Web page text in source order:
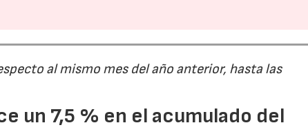
al mismo mes del año anterior, hasta las
un 7,5 % en el acumulado del